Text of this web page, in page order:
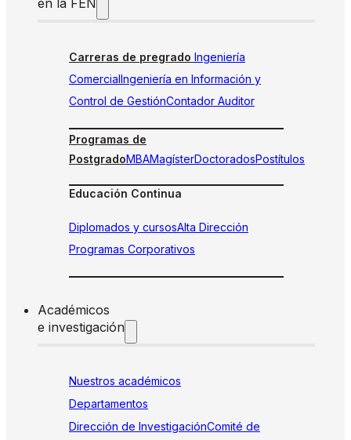
Carreras de pregrado Ingeniería
ComercialIngeniería en Información y
Control de GestiónContador Auditor
Programas de
PostgradoMBAMagísterDoctoradosPostítulos
Educación Continua
Diplomados y cursosAlta Dirección
Programas Corporativos
Académicos
e investigación
Nuestros académicos
Departamentos
Dirección de InvestigaciónComité de